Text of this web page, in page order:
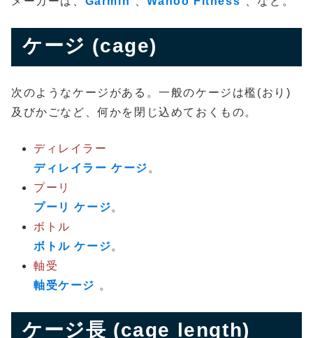
ケージ (cage)
次のようなケージがある。一般のケージは檻(おり)
及びかごなど、何かを閉じ込めておくもの。
ディレイラー
ディレイラー ケージ 。
プーリ
プーリ ケージ。
ボトル
ボトル ケージ。
軸受
軸受ケージ 。
ケージ長 (cage length)